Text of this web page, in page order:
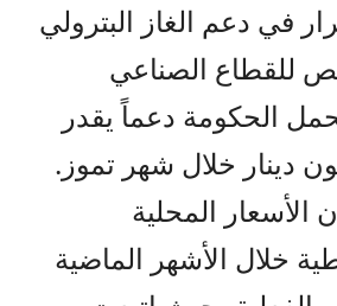
في دعم الغاز البترولي
للقطاع الصناعي
الحكومة دعماً يقدر
الأسعار المحلية
خلال الأشهر الماضية